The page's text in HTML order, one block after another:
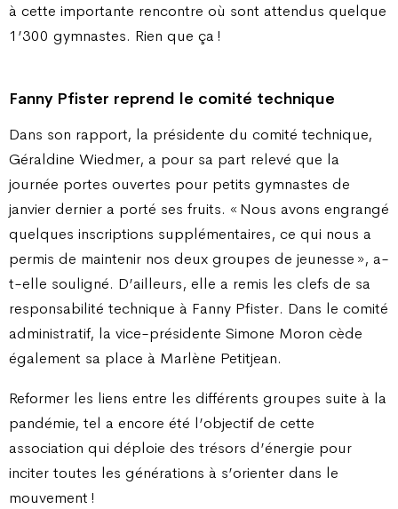
à cette importante rencontre où sont attendus quelque
1’300 gymnastes. Rien que ça !
Fanny Pfister reprend le comité technique
Dans son rapport, la présidente du comité technique,
Géraldine Wiedmer, a pour sa part relevé que la
journée portes ouvertes pour petits gymnastes de
janvier dernier a porté ses fruits. « Nous avons engrangé
quelques inscriptions supplémentaires, ce qui nous a
permis de maintenir nos deux groupes de jeunesse », a-
t-elle souligné. D’ailleurs, elle a remis les clefs de sa
responsabilité technique à Fanny Pfister. Dans le comité
administratif, la vice-présidente Simone Moron cède
également sa place à Marlène Petitjean.
Reformer les liens entre les différents groupes suite à la
pandémie, tel a encore été l’objectif de cette
association qui déploie des trésors d’énergie pour
inciter toutes les générations à s’orienter dans le
mouvement !